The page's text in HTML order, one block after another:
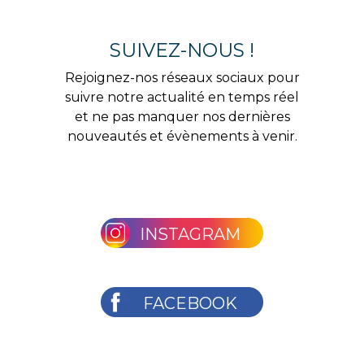
SUIVEZ-NOUS !
Rejoignez-nos réseaux sociaux pour
suivre notre actualité en temps réel
et ne pas manquer nos dernières
nouveautés et évènements à venir.
INSTAGRAM
FACEBOOK